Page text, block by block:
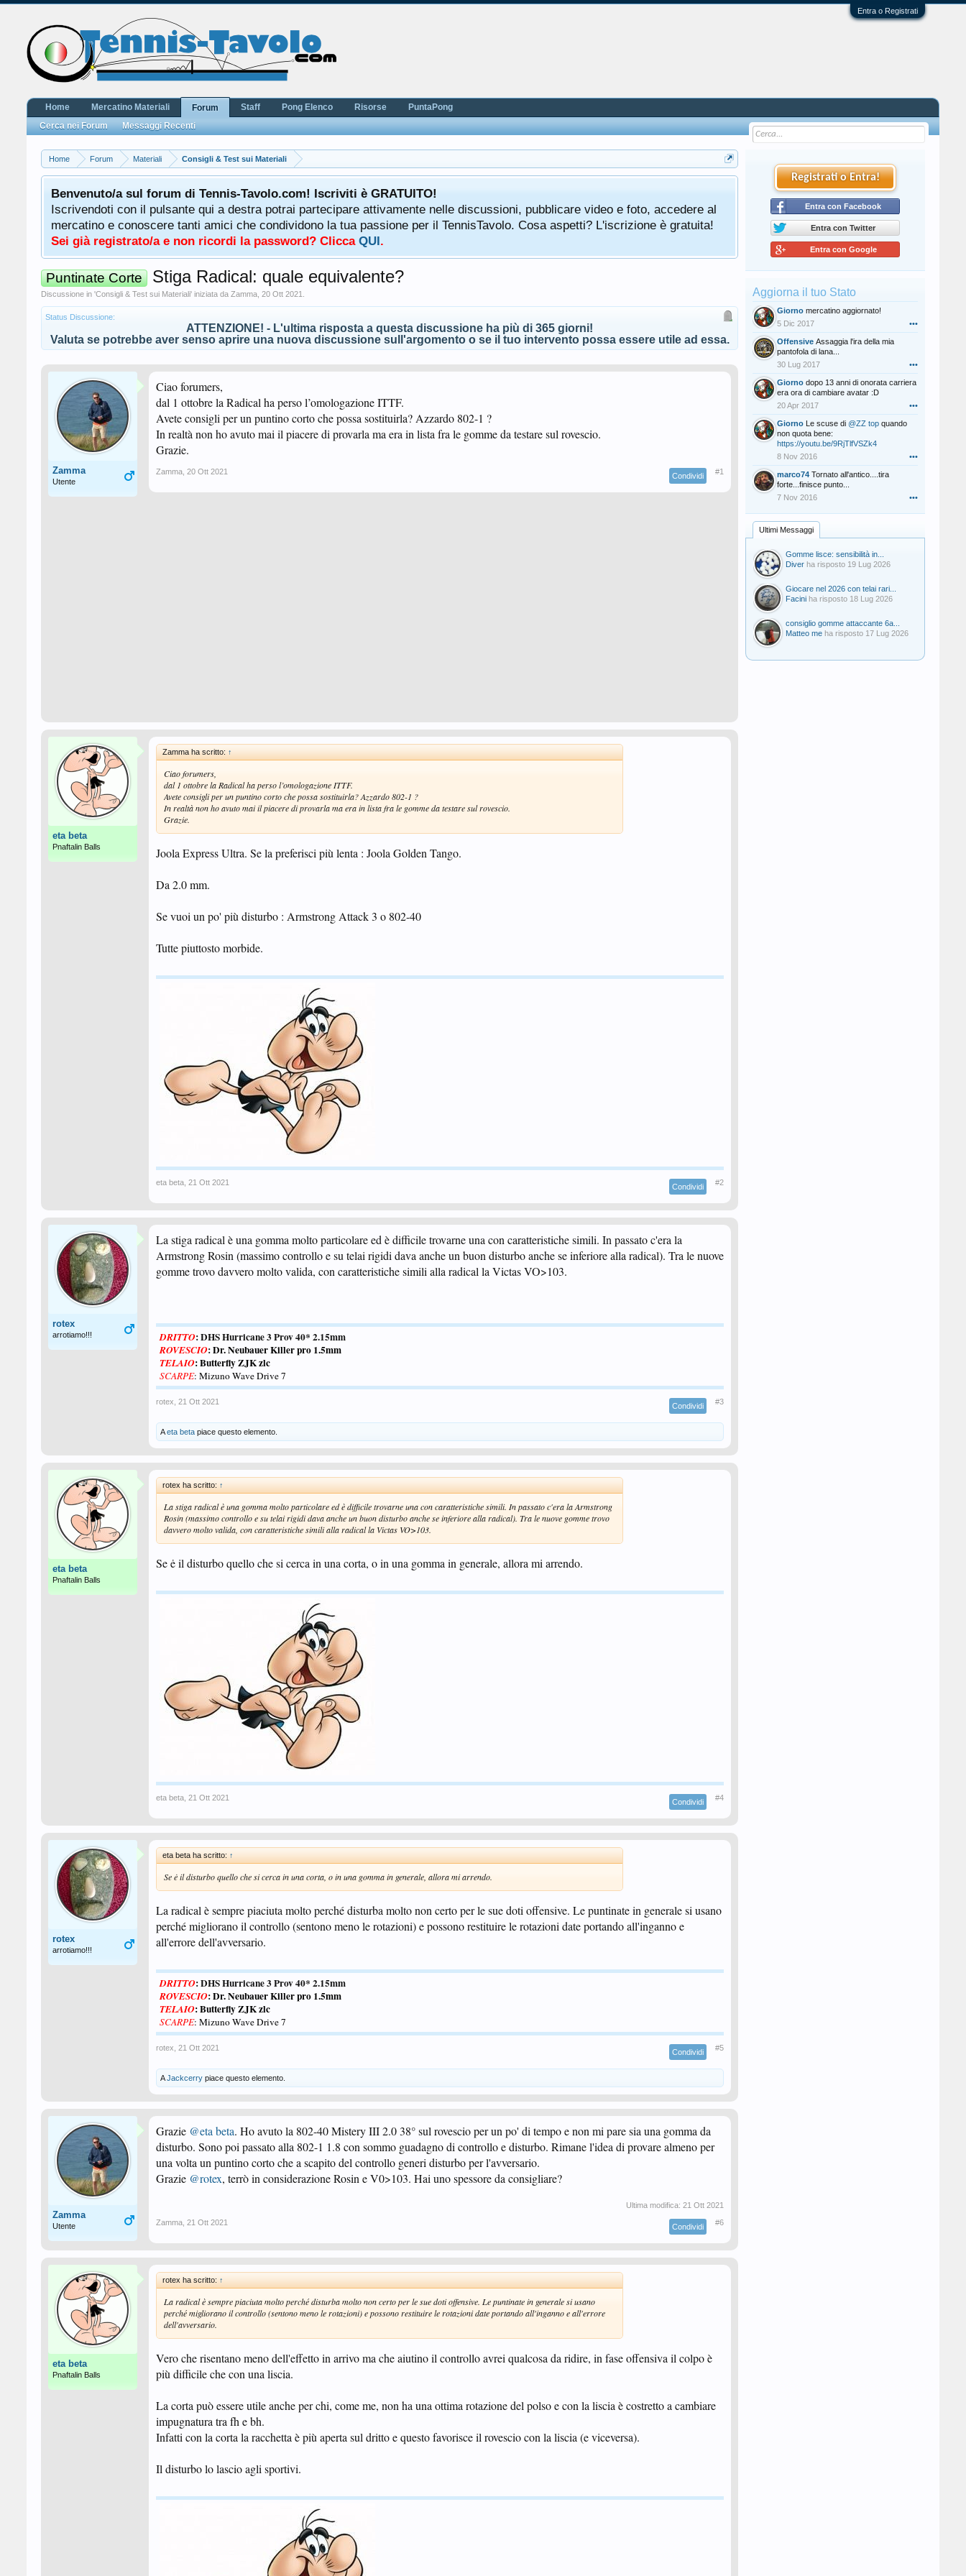
Entra o Registrati
Home Forum Materiali Consigli & Test sui Materiali
Benvenuto/a sul forum di Tennis-Tavolo.com! Iscriviti è GRATUITO!
Iscrivendoti con il pulsante qui a destra potrai partecipare attivamente nelle discussioni, pubblicare video e foto, accedere al
mercatino e conoscere tanti amici che condividono la tua passione per il TennisTavolo. Cosa aspetti? L'iscrizione è gratuita!
Sei già registrato/a e non ricordi la password? Clicca QUI.
Puntinate Corte Stiga Radical: quale equivalente?
Discussione in 'Consigli & Test sui Materiali' iniziata da Zamma 20 Ott 2021
Status Discussione:
ATTENZIONE! - L'ultima risposta a questa discussione ha più di 365 giorni!
Valuta se potrebbe aver senso aprire una nuova discussione sull'argomento o se il tuo intervento possa essere utile ad essa.
Zamma
Utente
Ciao forumers,
dal 1 ottobre la Radical ha perso l’omologazione ITTF.
Avete consigli per un puntino corto che possa sostituirla? Azzardo 802-1 ?
In realtà non ho avuto mai il piacere di provarla ma era in lista fra le gomme da testare sul rovescio.
Grazie.
Zamma 20 Ott 2021 Condividi #1
eta beta
Pnaftalin Balls
Zamma ha scritto: ↑
Ciao forumers,
dal 1 ottobre la Radical ha perso l’omologazione ITTF.
Avete consigli per un puntino corto che possa sostituirla? Azzardo 802-1 ?
In realtà non ho avuto mai il piacere di provarla ma era in lista fra le gomme da testare sul rovescio.
Grazie.
Joola Express Ultra. Se la preferisci più lenta : Joola Golden Tango.
Da 2.0 mm.
Se vuoi un po' più disturbo : Armstrong Attack 3 o 802-40
Tutte piuttosto morbide.
eta beta 21 Ott 2021 Condividi #2
rotex
arrotiamo!!!
La stiga radical è una gomma molto particolare ed è difficile trovarne una con caratteristiche simili. In passato c'era la
Armstrong Rosin (massimo controllo e su telai rigidi dava anche un buon disturbo anche se inferiore alla radical). Tra le nuove
gomme trovo davvero molto valida, con caratteristiche simili alla radical la Victas VO>103.
DRITTO: DHS Hurricane 3 Prov 40* 2.15mm
ROVESCIO:Dr. Neubauer Killer pro 1.5mm
TELAIO: Butterfly ZJK zlc
SCARPE: Mizuno Wave Drive 7
rotex 21 Ott 2021 Condividi #3
Aeta beta piace questo elemento.
eta beta
Pnaftalin Balls
rotex ha scritto: ↑
La stiga radical è una gomma molto particolare ed è difficile trovarne una con caratteristiche simili. In passato c'era la Armstrong
Rosin (massimo controllo e su telai rigidi dava anche un buon disturbo anche se inferiore alla radical). Tra le nuove gomme trovo
davvero molto valida, con caratteristiche simili alla radical la Victas VO>103.
Se ė il disturbo quello che si cerca in una corta, o in una gomma in generale, allora mi arrendo.
eta beta 21 Ott 2021 Condividi #4
rotex
arrotiamo!!!
eta beta ha scritto: ↑
Se ė il disturbo quello che si cerca in una corta, o in una gomma in generale, allora mi arrendo.
La radical è sempre piaciuta molto perché disturba molto non certo per le sue doti offensive. Le puntinate in generale si usano
perché migliorano il controllo (sentono meno le rotazioni) e possono restituire le rotazioni date portando all'inganno e
all'errore dell'avversario.
DRITTO: DHS Hurricane 3 Prov 40* 2.15mm
ROVESCIO:Dr. Neubauer Killer pro 1.5mm
TELAIO: Butterfly ZJK zlc
SCARPE: Mizuno Wave Drive 7
rotex 21 Ott 2021 Condividi #5
AJackcerry piace questo elemento.
Zamma
Utente
Grazie @eta beta. Ho avuto la 802-40 Mistery III 2.0 38° sul rovescio per un po' di tempo e non mi pare sia una gomma da
disturbo. Sono poi passato alla 802-1 1.8 con sommo guadagno di controllo e disturbo. Rimane l'idea di provare almeno per
una volta un puntino corto che a scapito del controllo generi disturbo per l'avversario.
Grazie @rotex, terrò in considerazione Rosin e V0>103. Hai uno spessore da consigliare?
Ultima modifica: 21 Ott 2021
Zamma 21 Ott 2021 Condividi #6
eta beta
Pnaftalin Balls
rotex ha scritto: ↑
La radical è sempre piaciuta molto perché disturba molto non certo per le sue doti offensive. Le puntinate in generale si usano
perché migliorano il controllo (sentono meno le rotazioni) e possono restituire le rotazioni date portando all'inganno e all'errore
dell'avversario.
Vero che risentano meno dell'effetto in arrivo ma che aiutino il controllo avrei qualcosa da ridire, in fase offensiva il colpo è
più difficile che con una liscia.
La corta può essere utile anche per chi, come me, non ha una ottima rotazione del polso e con la liscia è costretto a cambiare
impugnatura tra fh e bh.
Infatti con la corta la racchetta è più aperta sul dritto e questo favorisce il rovescio con la liscia (e viceversa).
Il disturbo lo lascio agli sportivi.
Registrati o Entra!
Entra con Facebook
Entra con Twitter
Entra con Google
Aggiorna il tuo Stato
Giorno mercatino aggiornato!
5 Dic 2017
•••
Offensive Assaggia l'ira della mia
pantofola di lana...
30 Lug 2017
•••
Giorno dopo 13 anni di onorata carriera
era ora di cambiare avatar :D
20 Apr 2017
•••
Giorno Le scuse di @ZZ top quando
non quota bene:
https://youtu.be/9RjTlfVSZk4
8 Nov 2016
•••
marco74 Tornato all'antico....tira
forte...finisce punto...
7 Nov 2016
•••
Ultimi Messaggi
Gomme lisce: sensibilità in...
Diver ha risposto 19 Lug 2026
Giocare nel 2026 con telai rari...
Facini ha risposto 18 Lug 2026
consiglio gomme attaccante 6a...
Matteo me ha risposto 17 Lug 2026
Home Mercatino Materiali
Forum
Cerca nei Forum
Messaggi Recenti
Staff Pong Elenco Risorse PuntaPong